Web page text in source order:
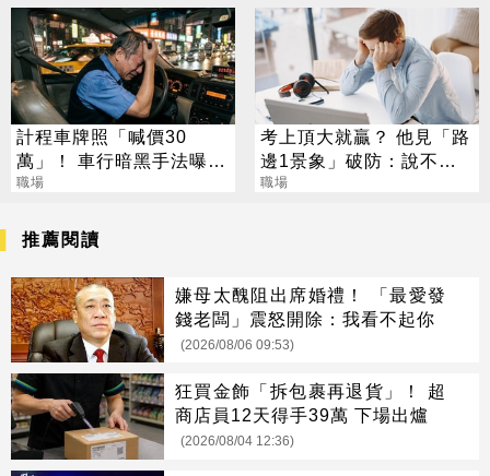
計程車牌照「喊價30
萬」！ 車行暗黑手法曝
交通部要出手了
職場
考上頂大就贏？ 他見「路
邊1景象」破防：說不清
的挫敗感
職場
推薦閱讀
嫌母太醜阻出席婚禮！ 「最愛發
錢老闆」震怒開除：我看不起你
(2026/08/06 09:53)
狂買金飾「拆包裹再退貨」！ 超
商店員12天得手39萬 下場出爐
(2026/08/04 12:36)